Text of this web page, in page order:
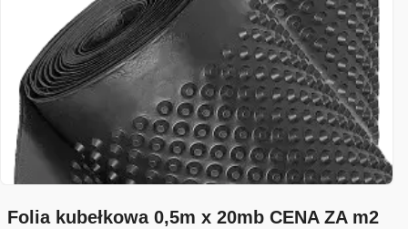
Folia kubełkowa 0,5m x 20mb CENA ZA m2